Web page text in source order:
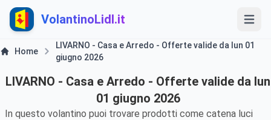
VolantinoLidl.it
Home
LIVARNO - Casa e Arredo - Offerte valide da lun 01
giugno 2026
LIVARNO - Casa e Arredo - Offerte valide da lun
01 giugno 2026
In questo volantino puoi trovare prodotti come catena luci